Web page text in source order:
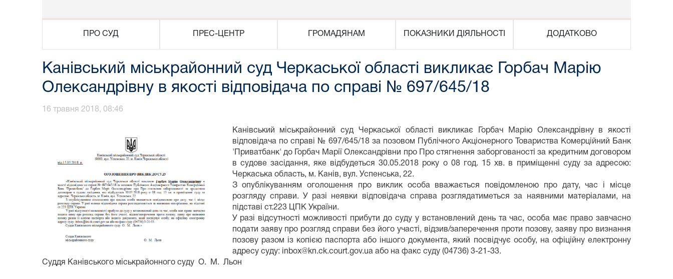
ПРО СУД ПРЕС-ЦЕНТР ГРОМАДЯНАМ ПОКАЗНИКИ ДІЯЛЬНОСТІ ДОДАТКОВО
Канівський міськрайонний суд Черкаської області викликає Горбач Марію
Олександрівну в якості відповідача по справі № 697/645/18
16 травня 2018, 08:46
Канівський міськрайонний суд Черкаської області викликає Горбач Марію Олександрівну в якості
відповідача по справі № 697/645/18 за позовом Публічного Акціонерного Товариства Комерційний Банк
'Приватбанк' до Горбач Марії Олександрівни про Про стягнення заборгованості за кредитним договором
в судове засідання, яке відбудеться 30.05.2018 року о 08 год. 15 хв. в приміщенні суду за адресою:
Черкаська область, м. Канів, вул. Успенська, 22.
З опублікуванням оголошення про виклик особа вважається повідомленою про дату, час і місце
розгляду справи. У разі неявки відповідача справа розглядатиметься за наявними матеріалами, на
підставі ст.223 ЦПК України.
У разі відсутності можливості прибути до суду у встановлений день та час, особа має право завчасно
подати заяву про розгляд справи без його участі, відзив/заперечення проти позову, заяву про визнання
позову разом із копією паспорта або іншого документа, який посвідчує особу, на офіційну електронну
адресу суду: inbox@kn.ck.court.gov.ua або на факс суду (04736) 3-21-33.
Суддя Канівського міськрайонного суду О. М. Льон